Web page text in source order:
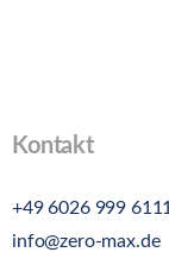
Kontakt
+49 6026 999 6111
info@zero-max.de